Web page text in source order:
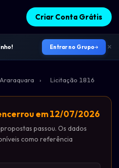
Criar Conta Grátis
Entrar no Grupo
Araraquara › Licitação 1816
em 12/07/2026
passou. Os dados
como referência